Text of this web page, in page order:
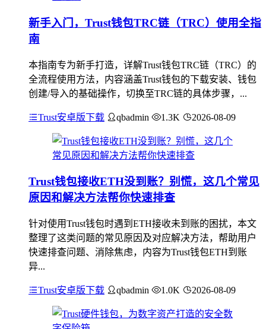
新手入门，Trust钱包TRC链（TRC）使用全指
南
本指南专为新手打造，详解Trust钱包TRC链（TRC）的
全流程使用方法，内容涵盖Trust钱包的下载安装、钱包
创建/导入的基础操作，切换至TRC链的具体步骤，...
Trust安卓版下载 qbadmin 1.3K 2026-08-09
Trust钱包接收ETH没到账？别慌，这几个常见
原因和解决方法帮你快速排查
针对使用Trust钱包时遇到ETH接收未到账的困扰，本文
整理了这类问题的常见原因及对应解决方法，帮助用户
快速排查问题、消除焦虑，内容为Trust钱包ETH到账
异...
Trust安卓版下载 qbadmin 1.0K 2026-08-09